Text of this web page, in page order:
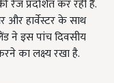
प्रदर्शित कर रही हैं.
और हार्वेस्टर के साथ
ने इस पांच दिवसीय
का लक्ष्य रखा है.